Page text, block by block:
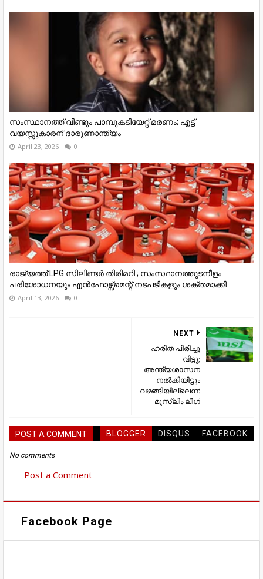
സംസ്ഥാനത്ത് വീണ്ടും പാമ്പുകടിയേറ്റ് മരണം; എട്ട്
വയസ്സുകാരന് ദാരുണാന്ത്യം
April 23, 2026 0
രാജ്യത്ത് LPG സിലിണ്ടർ തിരിമറി ; സംസ്ഥാനത്തുടനീളം
പരിശോധനയും എൻഫോഴ്സ്മെന്റ് നടപടികളും ശക്തമാക്കി
April 13, 2026 0
NEXT
ഹരിത പിരിച്ചു
വിട്ടു;
അന്ത്യശാസന
നല്‍കിയിട്ടും
വഴങ്ങിയില്ലെന്ന്
മുസ്ലിം ലീഗ്
POST A COMMENT BLOGGER DISQUS FACEBOOK
No comments
Post a Comment
Facebook Page